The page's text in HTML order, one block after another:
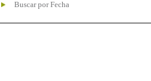
Buscar por Fecha